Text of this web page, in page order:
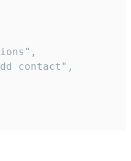
contact",